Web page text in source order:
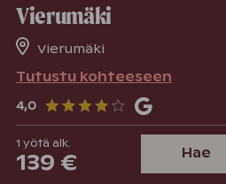
Vierumäki
Vierumäki
Tutustu kohteeseen
4,0
1 yötä alk.
139 € Hae